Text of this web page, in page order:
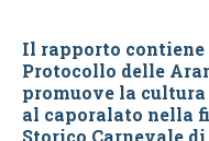
Il rapporto
Protocollo delle
promuove la
al caporalato nella
Storico Carnevale